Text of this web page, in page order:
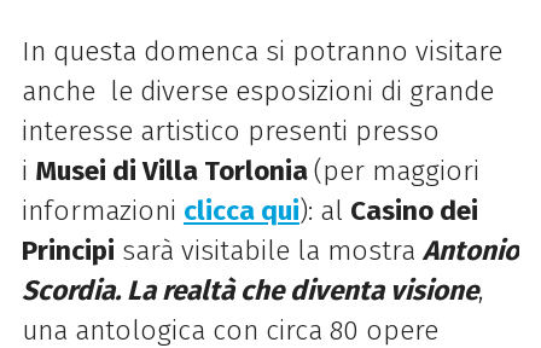
In questa domenca si potranno visitare
anche le diverse esposizioni di grande
interesse artistico presenti presso
i Musei diVilla Torlonia(per maggiori
informazioni clicca qui): al Casino dei
Principi sarà visitabile la mostra Antonio
Scordia. La realtà che diventa visione,
una antologica con circa 80 opere